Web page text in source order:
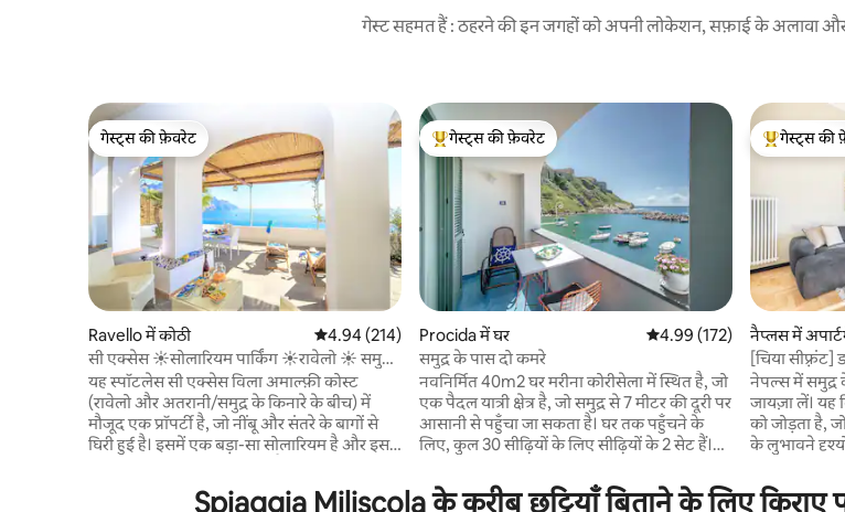
गेस्ट सहमत हैं : ठहरने की इन जगहों को अपनी लोकेशन, सफ़ाई के अलावा और
गेस्ट्स की फ़ेवरेट
गेस्ट्स की फ़ेवरेट
Ravello में कोठी औसत रेटिंग 5 में से 4.94, 214 समीक्षाएँ
4.94 (214)
सी एक्सेस ☀️सोलारियम पार्किंग ☀️रावेलो ☀️ समुद्र
तट
यह स्पॉटलेस सी एक्सेस विला अमाल्फ़ी कोस्ट
(रावेलो और अतरानी/समुद्र के किनारे के बीच) में
मौजूद एक प्रॉपर्टी है, जो नींबू और संतरे के बागों से
घिरी हुई है। इसमें एक बड़ा-सा सोलारियम है और इससे
सकते हैं। अतिरिक्त शुल्क पर पार्किंग की सुविधा
गेस्ट्स का टॉप फ़ेवरेट
गेस्ट्स की फ़ेवरेट
Procida में घर औसत रेटिंग 5 में से 4.99, 172
4.99 (172)
समुद्र के पास दो कमरे
नवनिर्मित 40m2 घर मरीना कोरीसेला में स्थित है, जो
एक पैदल यात्री क्षेत्र है, जो समुद्र से 7 मीटर की दूरी पर
आसानी से पहुँचा जा सकता है। घर तक पहुँचने के
लिए, कुल 30 सीढ़ियों के लिए सीढ़ियों के 2 सेट हैं।
को नजरअंदाज कर सकते हैं। आस - पास रेस्तरां,
सलाखों, आइसक्रीम की दुकानें और स्थानीय
गेस्ट्स का
गेस्ट्स की
नैप्लस में
[चिया
नेपल्स में
जायज़ा लें। यह
को जोड़ता है,
के लुभावने
स्थानीय
लिए एकदम
Spiaggia Miliscola के करीब छुट्टियाँ बिताने के लिए किराए